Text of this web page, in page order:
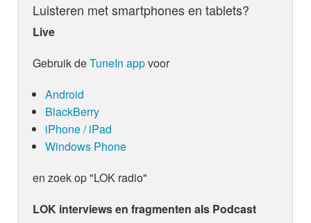
Luisteren met smartphones en tablets?
Live
Gebruik deTuneIn appvoor
Android
BlackBerry
iPhone / iPad
Windows Phone
en zoek op "LOK radio"
LOK interviews en fragmenten als Podcast